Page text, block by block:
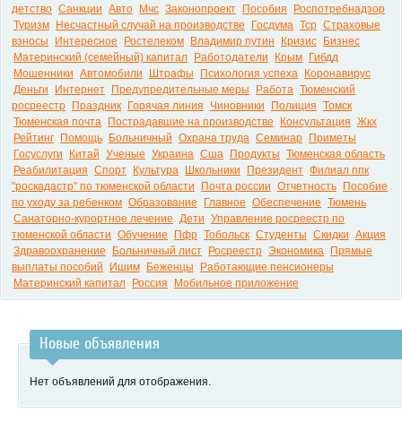
детство Санкции Авто Мчс Законопроект Пособия
Роспотребнадзор
Туризм
Несчастный случай на производстве Госдума Тср Страховые
взносы
Интересное Ростелеком Владимир путин Кризис
Бизнес
Материнский (семейный) капитал
Работодатели Крым
Гибдд
Мошенники Автомобили Штрафы Психология успеха
Коронавирус
Деньги
Интернет Предупредительные меры Работа Тюменский
росреестр
Праздник Горячая линия Чиновники Полиция Томск
Тюменская почта
Пострадавшие на производстве Консультация Жкх
Рейтинг
Помощь Больничный Охрана труда Семинар
Приметы
Госуслуги
Китай Ученые Украина Сша Продукты Тюменская область
Реабилитация Спорт Культура Школьники Президент Филиал ппк
"роскадастр" по тюменской области
Почта россии Отчетность
Пособие
по уходу за ребенком Образование Главное Обеспечение Тюмень
Санаторно-курортное лечение Дети Управление росреестр по
тюменской области Обучение Пфр Тобольск Студенты Скидки Акция
Здравоохранение
Больничный лист Росреестр Экономика
Прямые
выплаты пособий
Ишим Беженцы
Работающие пенсионеры
Материнский капитал
Россия Мобильное приложение
Новые объявления
Нет объявлений для отображения.